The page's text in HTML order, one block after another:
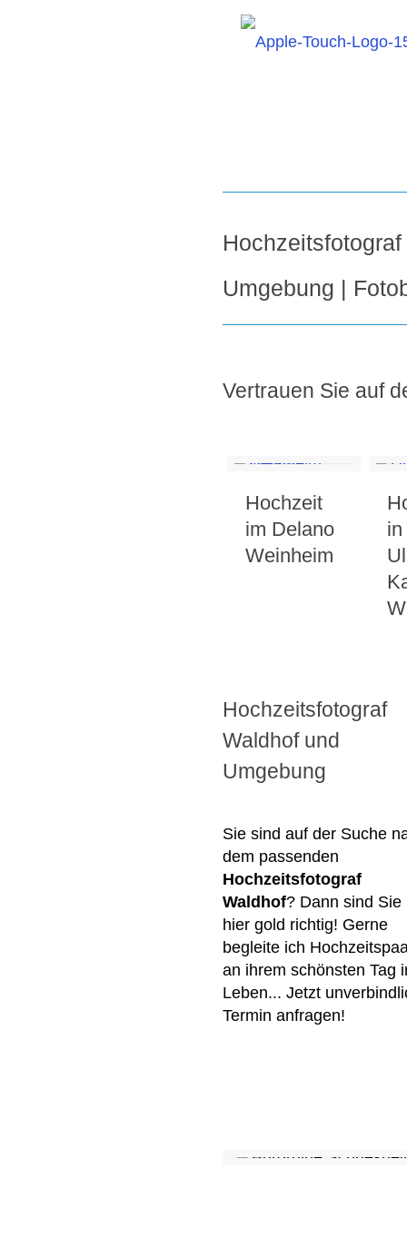
Umgebung |
Vertrauen Sie auf
Hochzeit
im Delano
Weinheim
in
Hochzeitsfotograf
Waldhof und
Umgebung
Sie sind auf der Suche
dem passenden
Hochzeitsfotograf
Waldhof? Dann sind Sie
hier gold richtig! Gerne
begleite ich
an ihrem schönsten Tag
Leben... Jetzt
Termin anfragen!